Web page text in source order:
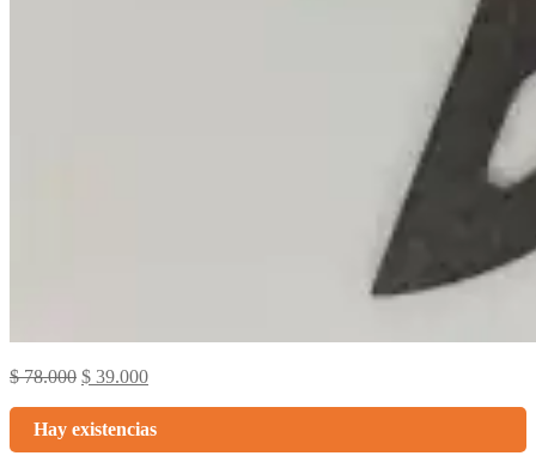
$78.000 Original
was:
$ 78.000.
$ 39.000Current
$ 39.000.
Hay existencias